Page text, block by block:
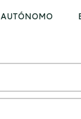
AUTÓNOMO